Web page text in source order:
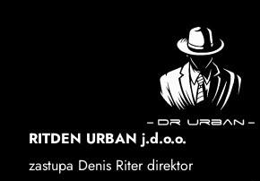
RITDEN URBAN j.d.o.o.
zastupa Denis Riter direktor